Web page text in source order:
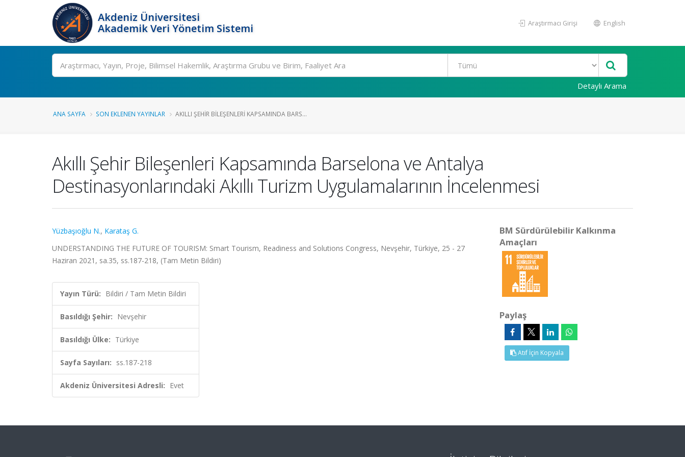
Akdeniz Üniversitesi
Akademik Veri Yönetim Sistemi
Araştırmacı Girişi English
Ara
Detaylı Arama
ANA SAYFA SON EKLENEN YAYINLAR AKILLI ŞEHIR BILEŞENLERI KAPSAMINDA BARS...
Akıllı Şehir Bileşenleri Kapsamında Barselona ve Antalya
Destinasyonlarındaki Akıllı Turizm Uygulamalarının İncelenmesi
Yüzbaşıoğlu N., Karataş G.
UNDERSTANDING THE FUTURE OF TOURISM: Smart Tourism, Readiness and Solutions Congress, Nevşehir, Türkiye, 25 - 27
Haziran 2021, sa.35, ss.187-218, (Tam Metin Bildiri)
Yayın Türü: Bildiri / Tam Metin Bildiri
Basıldığı Şehir: Nevşehir
Basıldığı Ülke: Türkiye
Sayfa Sayıları: ss.187-218
Akdeniz Üniversitesi Adresli: Evet
BM Sürdürülebilir Kalkınma
Amaçları
Paylaş
Atıf İçin Kopyala